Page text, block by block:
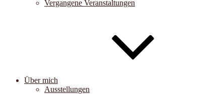
Vergangene Veranstaltungen
Über mich
Ausstellungen